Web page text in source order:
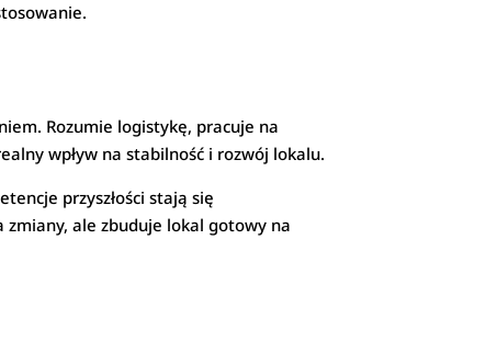
Rozumie logistykę, pracuje na
wpływ na stabilność i rozwój lokalu.
przyszłości stają się
ale zbuduje lokal gotowy na